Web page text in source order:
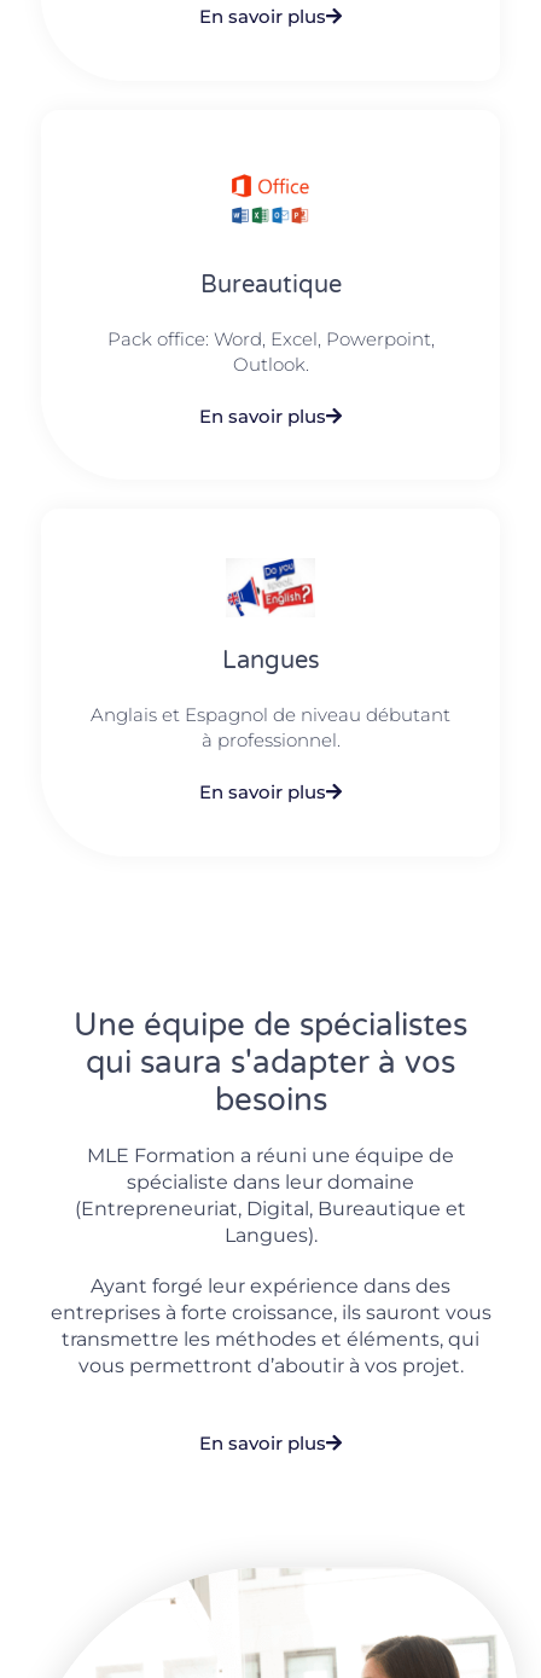
En savoir plus
Bureautique
Pack office: Word, Excel, Powerpoint,
Outlook.​
En savoir plus
Langues
Anglais et Espagnol de niveau débutant
à professionnel.
En savoir plus
Une équipe de spécialistes
qui saura s'adapter à vos
besoins
MLE Formation a réuni une équipe de
spécialiste dans leur domaine
(Entrepreneuriat, Digital, Bureautique et
Langues).
Ayant forgé leur expérience dans des
entreprises à forte croissance, ils sauront vous
transmettre les méthodes et éléments, qui
vous permettront d’aboutir à vos projet.
En savoir plus